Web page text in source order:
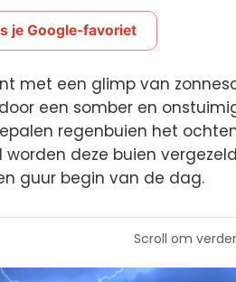
je Google-favoriet
met een glimp van
een somber en
regenbuien het
deze buien
guur begin van de dag.
Scroll om